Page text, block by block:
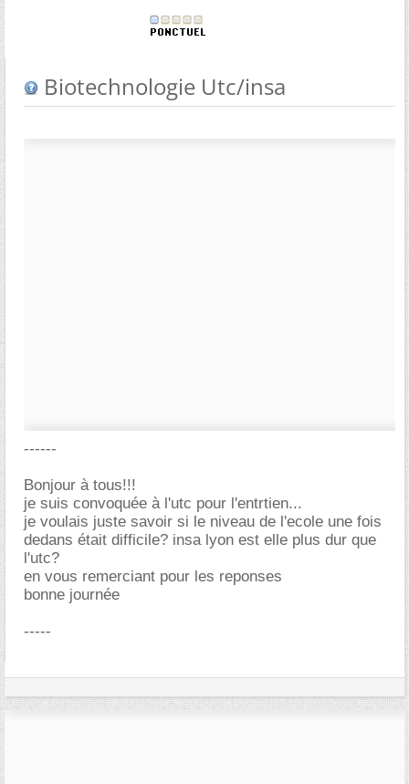
Biotechnologie Utc/insa
------
Bonjour à tous!!!
je suis convoquée à l'utc pour l'entrtien...
je voulais juste savoir si le niveau de l'ecole une fois
dedans était difficile? insa lyon est elle plus dur que
l'utc?
en vous remerciant pour les reponses
bonne journée
-----